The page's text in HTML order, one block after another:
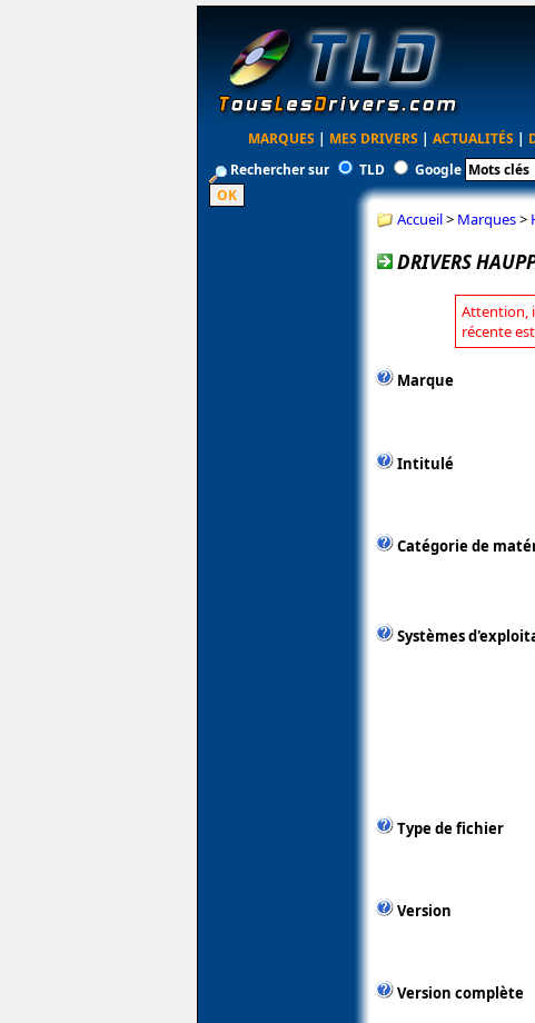
MARQUES | MES DRIVERS | ACTUALITÉS |
Rechercher sur
TLD Google
Accueil> Marques>
DRIVERS
Attention,
récente
Marque
Intitulé
Catégorie de
Systèmes
Type de fichier
Version
Version complète